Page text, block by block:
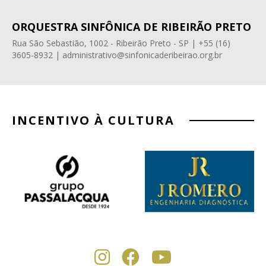
ORQUESTRA SINFÔNICA DE RIBEIRÃO PRETO
Rua São Sebastião, 1002 - Ribeirão Preto - SP | +55 (16)
3605-8932 | administrativo@sinfonicaderibeirao.org.br
INCENTIVO À CULTURA